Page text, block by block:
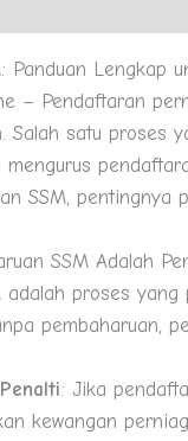
Panduan Lengkap
– Pendaftaran
Salah satu proses
mengurus
SSM, pentingnya
SSM Adalah
adalah proses
pembaharuan,
: Jika
kewangan